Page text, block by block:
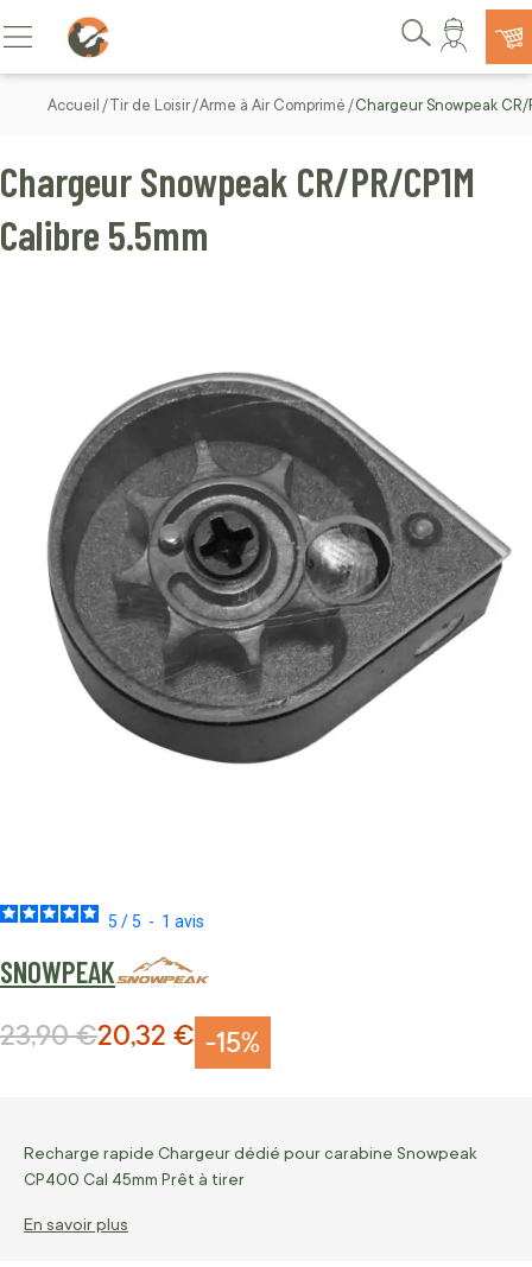
Allez au contenu
Basculer la navigation
Rechercher
Accueil Tir de Loisir Arme à Air Comprimé Chargeur Snowpeak
5 /5 - 1 avis
SNOWPEAK
Chargeur Snowpeak CR/PR/CP1M
Calibre 5.5mm
-15%
Prix Spécial
20,32 €
Prix normal
23,90 €
Recharge rapide Chargeur dédié pour carabine Snowpeak
CP400 Cal 45mm Prêt à tirer
En savoir plus